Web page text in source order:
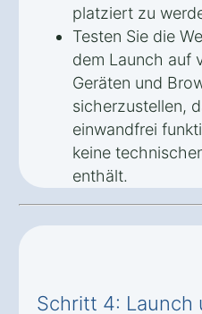
platziert zu
Testen Sie die
dem Launch auf
Geräten und
sicherzustellen,
einwandfrei
keine
enthält.
Schritt 4: Launch